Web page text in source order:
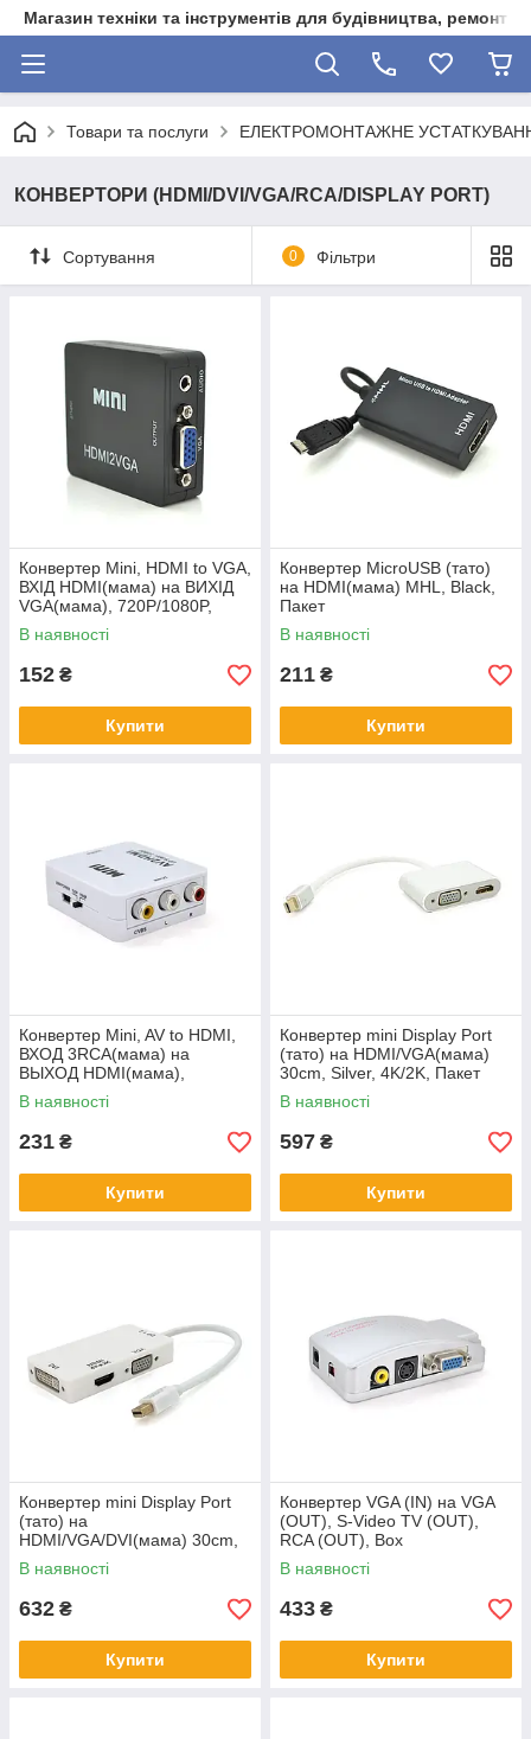
Магазин техніки та інструментів для будівництва, ремонту,
Товари та послуги ЕЛЕКТРОМОНТАЖНЕ
КОНВЕРТОРИ (HDMI/DVI/VGA/RCA/DISPLAY PORT)
Сортування 0 Фільтри
Конвертер Mini, HDMI to VGA,
ВХІД HDMI(мама) на ВИХІД
VGA(мама), 720P/1080P,
Black, BOX
В наявності
152 ₴
Купити
Конвертер MicroUSB (тато)
на HDMI(мама) MHL, Black,
Пакет
В наявності
211 ₴
Купити
Конвертер Mini, AV to HDMI,
ВХОД 3RCA(мама) на
ВЫХОД HDMI(мама),
720P/1080P, White, BOX
В наявності
231 ₴
Купити
Конвертер mini Display Port
(тато) на HDMI/VGA(мама)
30cm, Silver, 4K/2K, Пакет
В наявності
597 ₴
Купити
Конвертер mini Display Port
(тато) на
HDMI/VGA/DVI(мама) 30cm,
White, 4K/2K, Пакет
В наявності
632 ₴
Купити
Конвертер VGA (IN) на VGA
(OUT), S-Video TV (OUT),
RCA (OUT), Box
В наявності
433 ₴
Купити